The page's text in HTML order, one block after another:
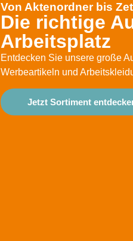
Von Aktenordner bis
Die richtige
Arbeitsplatz
Entdecken Sie unsere große
Werbeartikeln und
Jetzt Sortiment